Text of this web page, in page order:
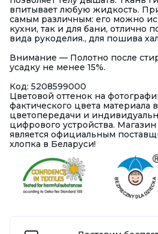
впитывает любую жидкость.
самым различным: его можно
кухни, так и для бани, отлично
вида рукоделия., для пошива
Внимание — Полотно после
усадку не менее 15%.
Код: 5208599000
Цветовой оттенок на
фактического цвета материала
цветопередачи и
цифрового устройства.
является официальным
хлопка в Беларуси!